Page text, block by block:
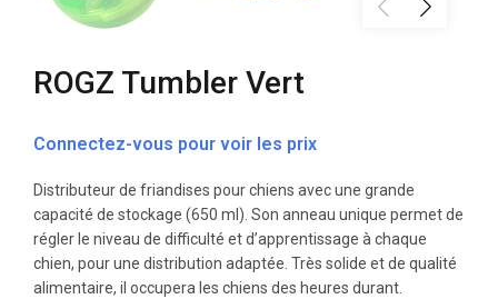
ROGZ Tumbler Vert
Connectez-vous pour voir les prix
Distributeur de friandises pour chiens avec une grande
capacité de stockage (650 ml). Son anneau unique permet de
régler le niveau de difficulté et d’apprentissage à chaque
chien, pour une distribution adaptée. Très solide et de qualité
alimentaire, il occupera les chiens des heures durant.